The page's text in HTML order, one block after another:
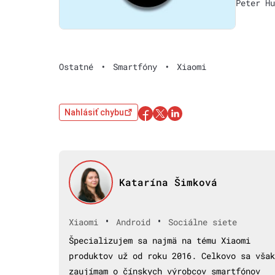
Peter
Ostatné • Smartfóny • Xiaomi
Nahlásiť chybu
Katarína Šimková
Xiaomi • Android •
Sociálne siete
Špecializujem sa najmä na tému Xiaomi
produktov už od roku 2016. Celkovo sa však
zaujímam o čínskych výrobcov smartfónov